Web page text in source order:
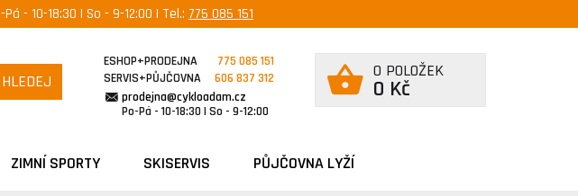
- 10-18:30 | So - 9-12:00 | Tel.: 775 085 151
HLEDEJ
ESHOP+PRODEJNA
775 085 151
SERVIS+PŮJČOVNA
606 837 312
prodejna@cykloadam.cz
Po-Pá - 10-18:30 | So - 9-12:00
0 POLOŽEK
0 Kč
ZIMNÍ SPORTY SKISERVIS PŮJČOVNA LYŽÍ